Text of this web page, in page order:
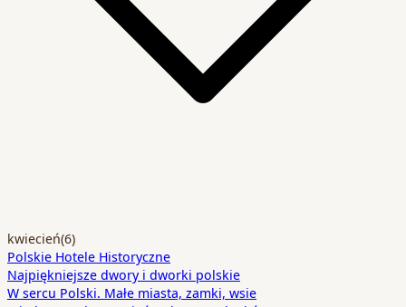
kwiecień(6)
Polskie Hotele Historyczne
Najpiękniejsze dwory i dworki polskie
W sercu Polski. Małe miasta, zamki, wsie